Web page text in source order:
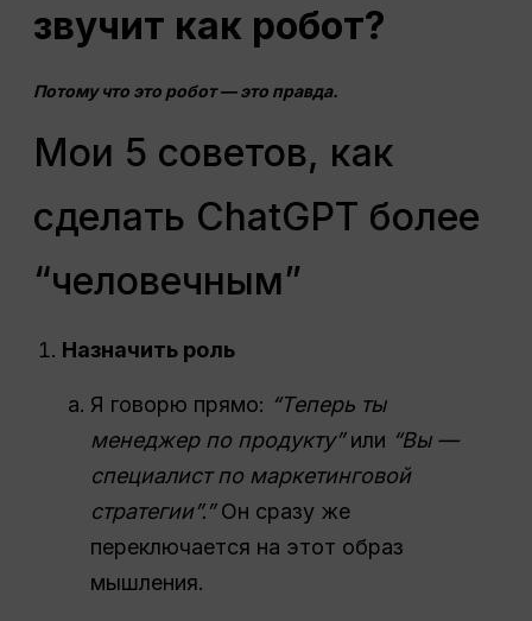
звучит как робот?
Потому что это робот — это правда.
Мои 5 советов, как
сделать ChatGPT более
“человечным”
Назначить роль
Я говорю прямо: “Теперь ты
менеджер по продукту”или “Вы —
специалист по маркетинговой
стратегии”.”Он сразу же
переключается на этот образ
мышления.